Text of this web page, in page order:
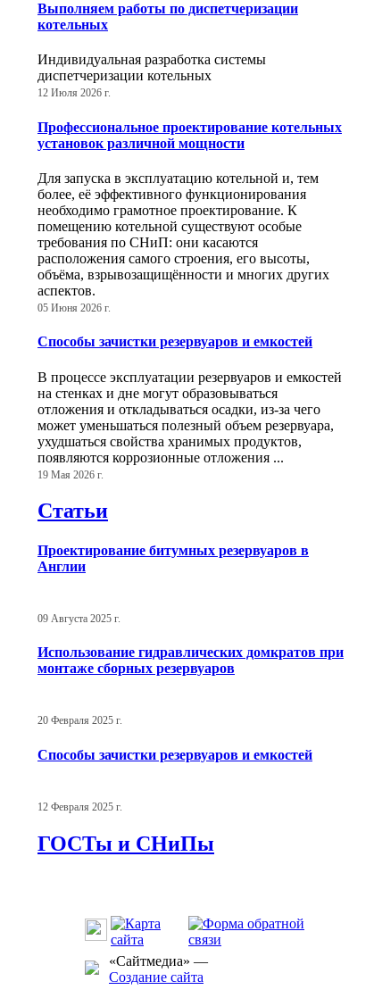
Выполняем работы по диспетчеризации
котельных
Индивидуальная разработка системы
диспетчеризации котельных
12 Июля 2026 г.
Профессиональное проектирование котельных
установок различной мощности
Для запуска в эксплуатацию котельной и, тем
более, её эффективного функционирования
необходимо грамотное проектирование. К
помещению котельной существуют особые
требования по СНиП: они касаются
расположения самого строения, его высоты,
объёма, взрывозащищённости и многих других
аспектов.
05 Июня 2026 г.
Способы зачистки резервуаров и емкостей
В процессе эксплуатации резервуаров и емкостей
на стенках и дне могут образовываться
отложения и откладываться осадки, из-за чего
может уменьшаться полезный объем резервуара,
ухудшаться свойства хранимых продуктов,
появляются коррозионные отложения ...
19 Мая 2026 г.
Статьи
Проектирование битумных резервуаров в
Англии
09 Августа 2025 г.
Использование гидравлических домкратов при
монтаже сборных резервуаров
20 Февраля 2025 г.
Способы зачистки резервуаров и емкостей
12 Февраля 2025 г.
ГОСТы и СНиПы
«Сайтмедиа» —
Создание сайта